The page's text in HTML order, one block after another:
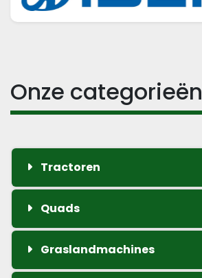
Onze categorieën
Tractoren
Quads
Graslandmachines